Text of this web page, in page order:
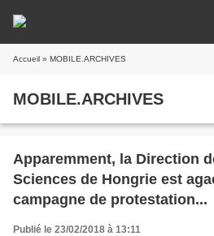
Accueil » MOBILE.ARCHIVES
MOBILE.ARCHIVES
Apparemment, la Direction
Sciences de Hongrie est
campagne de protestation...
Publié le 23/02/2018 à 13:11